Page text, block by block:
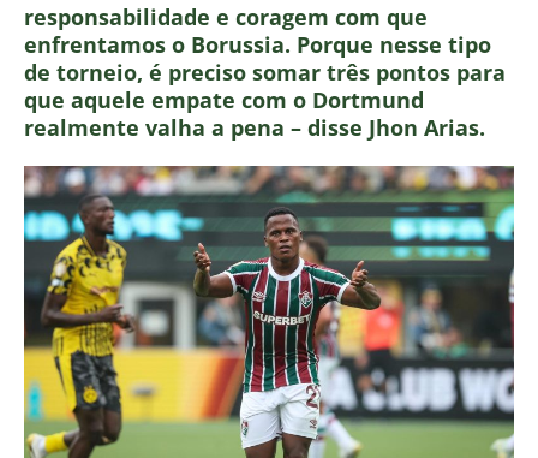
responsabilidade e coragem com que
enfrentamos o Borussia. Porque nesse tipo
de torneio, é preciso somar três pontos para
que aquele empate com o Dortmund
realmente valha a pena – disse Jhon Arias.